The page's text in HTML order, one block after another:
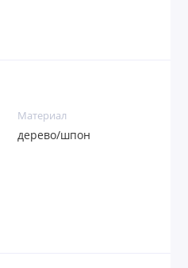
Материал
дерево/шпон